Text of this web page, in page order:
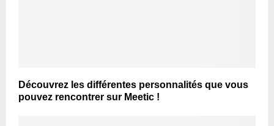
Découvrez les différentes personnalités que vous
pouvez rencontrer sur Meetic !